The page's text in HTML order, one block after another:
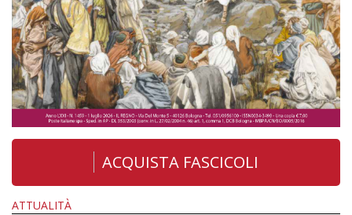
ACQUISTA FASCICOLI
ATTUALITÀ